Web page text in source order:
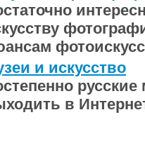
и искусство
русские
в